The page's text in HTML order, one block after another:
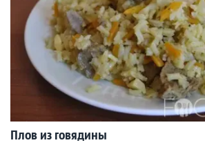
Плов из говядины